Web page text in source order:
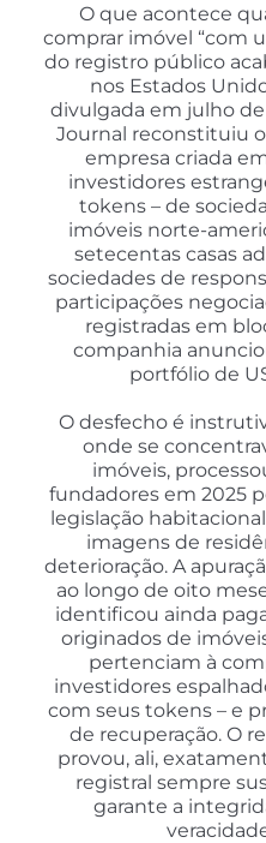
O que acontece
comprar imóvel “com
do registro público
nos Estados
divulgada em julho de
Journal reconstituiu
empresa criada
investidores
tokens – de
imóveis norte-
setecentas casas
sociedades de
participações
registradas em
companhia
portfólio de
O desfecho é
onde se
imóveis,
fundadores em 2025
legislação
imagens de
deterioração. A
ao longo de oito
identificou ainda
originados de
pertenciam à
investidores
com seus tokens – e
de recuperação. O
provou, ali,
registral sempre
garante a